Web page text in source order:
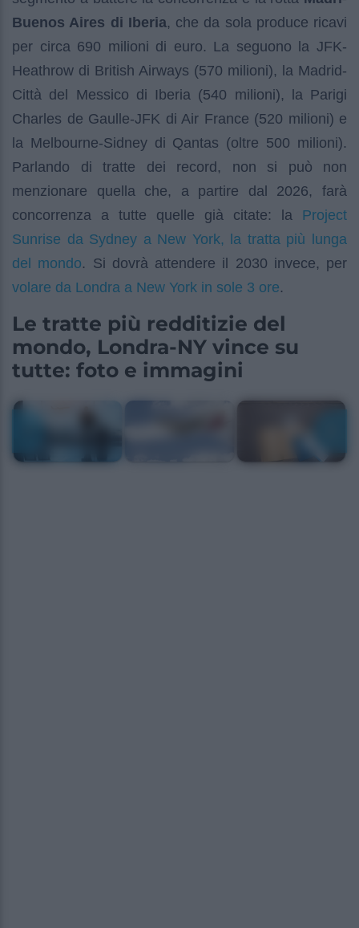
Buenos Aires di Iberia, che da sola produce ricavi
per circa 690 milioni di euro. La seguono la JFK-
Heathrow di British Airways (570 milioni), la Madrid-
Città del Messico di Iberia (540 milioni), la Parigi
Charles de Gaulle-JFK di Air France (520 milioni) e
la Melbourne-Sidney di Qantas (oltre 500 milioni).
Parlando di tratte dei record, non si può non
menzionare quella che, a partire dal 2026, farà
concorrenza a tutte quelle già citate: la Project
Sunrise da Sydney a New York, la tratta più lunga
del mondo. Si dovrà attendere il 2030 invece, per
volare da Londra a New York in sole 3 ore.
Le tratte più redditizie del
mondo, Londra-NY vince su
tutte: foto e immagini